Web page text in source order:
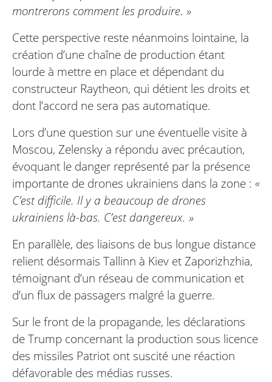
montrerons comment les produire. »
Cette perspective reste néanmoins lointaine, la
création d’une chaîne de production étant
lourde à mettre en place et dépendant du
constructeur Raytheon, qui détient les droits et
dont l’accord ne sera pas automatique.
Lors d’une question sur une éventuelle visite à
Moscou, Zelensky a répondu avec précaution,
évoquant le danger représenté par la présence
importante de drones ukrainiens dans la zone : «
C’est difficile. Il y a beaucoup de drones
ukrainiens là-bas. C’est dangereux. »
En parallèle, des liaisons de bus longue distance
relient désormais Tallinn à Kiev et Zaporizhzhia,
témoignant d’un réseau de communication et
d’un flux de passagers malgré la guerre.
Sur le front de la propagande, les déclarations
de Trump concernant la production sous licence
des missiles Patriot ont suscité une réaction
défavorable des médias russes.